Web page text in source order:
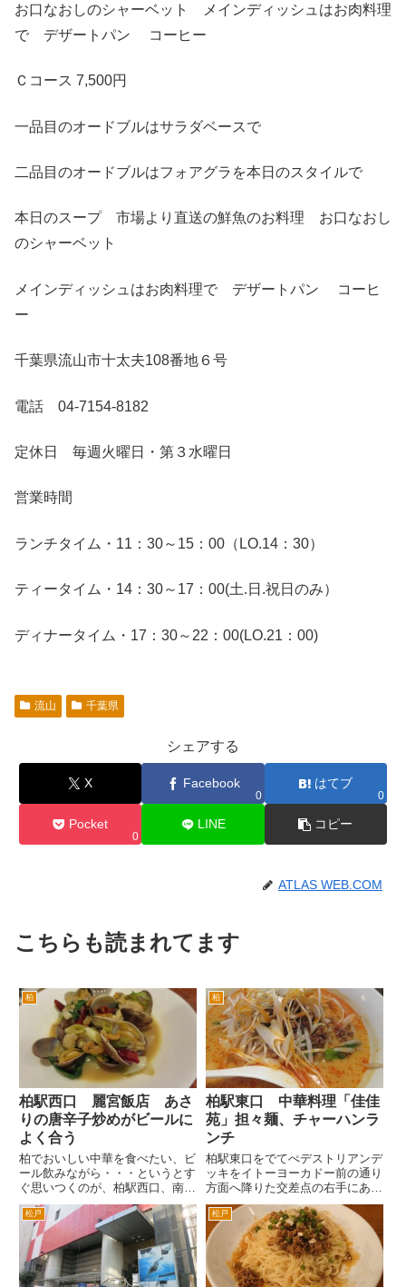
お口なおしのシャーベット メインディッシュはお肉料理
で デザートパン コーヒー
Ｃコース 7,500円
一品目のオードブルはサラダベースで
二品目のオードブルはフォアグラを本日のスタイルで
本日のスープ 市場より直送の鮮魚のお料理 お口なおし
のシャーベット
メインディッシュはお肉料理で デザートパン コーヒ
ー
千葉県流山市十太夫108番地６号
電話 04-7154-8182
定休日 毎週火曜日・第３水曜日
営業時間
ランチタイム・11：30～15：00（LO.14：30）
ティータイム・14：30～17：00(土.日.祝日のみ）
ディナータイム・17：30～22：00(LO.21：00)
流山 千葉県
シェアする
X Facebook
0
はてブ
0
Pocket
0
LINE コピー
ATLAS WEB.COM
こちらも読まれてます
柏
柏駅西口 麗宮飯店 あさ
りの唐辛子炒めがビールに
よく合う
柏でおいしい中華を食べたい、ビ
ール飲みながら・・・というとす
ぐ思いつくのが、柏駅西口、南口
すぐの柏プラザホテル内にある麗
宮飯店さん。 生ビールを頼む
と、キリンにするか、アサヒにす
るか聞かれます。僕はここでは、
アサヒを頼みます。 チャーシ
ュ...
柏
柏駅東口 中華料理「佳佳
苑」担々麺、チャーハンラ
ンチ
柏駅東口をでてぺデストリアンデ
ッキをイトーヨーカドー前の通り
方面へ降りた交差点の右手にある
アーケードのある商店街「二番
街」商店街へ入ります。 すぐ
に右手に富士そばがあります。そ
の２階に中華料理「佳佳苑」さん
があります。 富士そば脇の階
段...
松戸 松戸